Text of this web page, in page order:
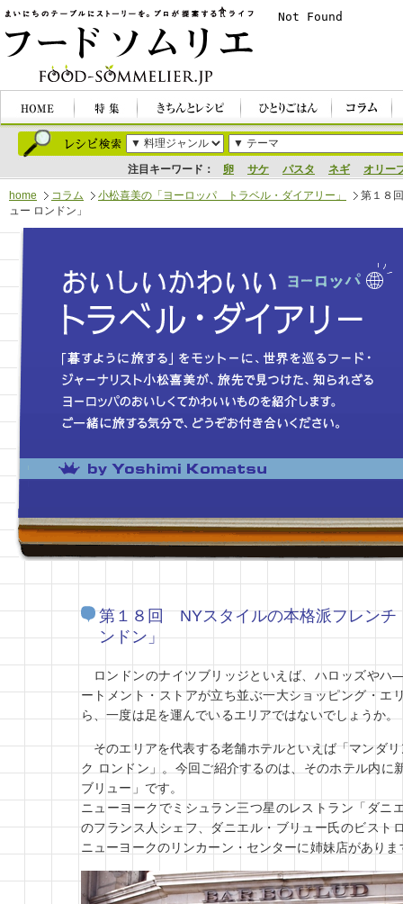
注目キーワード： 卵 サケ パスタ ネギ オリー
home コラム 小松喜美の「ヨーロッパ トラベル・ダイアリー」
第１８
ュー ロンドン」
第１８回 NYスタイルの本格派フレンチ
ンドン」
ロンドンのナイツブリッジといえば、ハロッズやハ
ートメント・ストアが立ち並ぶ一大ショッピング・エ
ら、一度は足を運んでいるエリアではないでしょうか。
そのエリアを代表する老舗ホテルといえば「マンダ
ク ロンドン」。今回ご紹介するのは、そのホテル内に
ブリュー」です。
ニューヨークでミシュラン三つ星のレストラン「ダニ
のフランス人シェフ、ダニエル・ブリュー氏のビスト
ニューヨークのリンカーン・センターに姉妹店がありま